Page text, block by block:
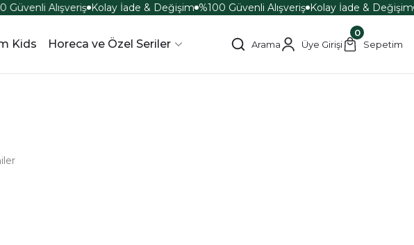
Alışveriş Kolay İade & Değişim %100 Güvenli Alışveriş Kolay İade & Değişim
Kids Horeca ve Özel Seriler Arama Üye Girişi
0
Sepetim